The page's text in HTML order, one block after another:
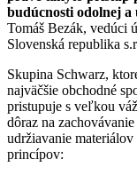
budúcnosti odolnej
Tomáš Bezák, vedúci
Slovenská republika
Skupina Schwarz,
najväčšie obchodné
pristupuje s veľkou
dôraz na
udržiavanie
princípov: